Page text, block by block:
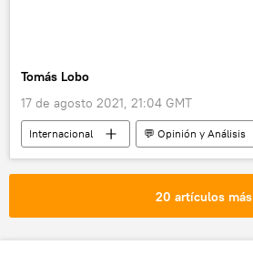
Tomás Lobo
17 de agosto 2021, 21:04 GMT
Internacional
💬 Opinión y Análisis
Afganistán
periodismo
periodistas
20 artículos más